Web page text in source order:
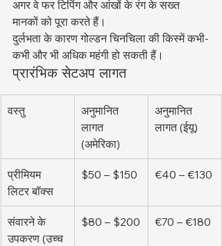
अगर वे फर टिपिंग और आंखों के रंग के सख्त
मानकों को पूरा करते हैं।
दुर्लभता के कारण गोल्डन चिनचिला की किस्में कभी-
कभी और भी अधिक महंगी हो सकती हैं।
प्रारंभिक सेटअप लागत
वस्तु
अनुमानित
लागत
(अमेरिका)
अनुमानित
लागत (ईयू)
प्रीमियम
लिटर बॉक्स
$50 – $150 €40 – €130
संवारने के
उपकरण (उच्च
$80 – $200 €70 – €180